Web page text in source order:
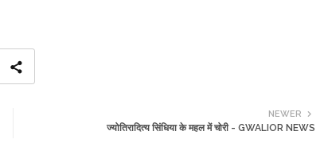
NEWER
ज्योतिरादित्य सिंधिया के महल में चोरी - GWALIOR NEWS